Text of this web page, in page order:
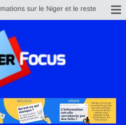
sur le Niger et le reste du monde.